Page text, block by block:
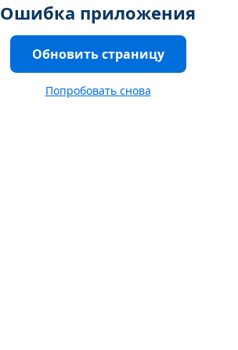
Ошибка приложения
Обновить страницу
Попробовать снова